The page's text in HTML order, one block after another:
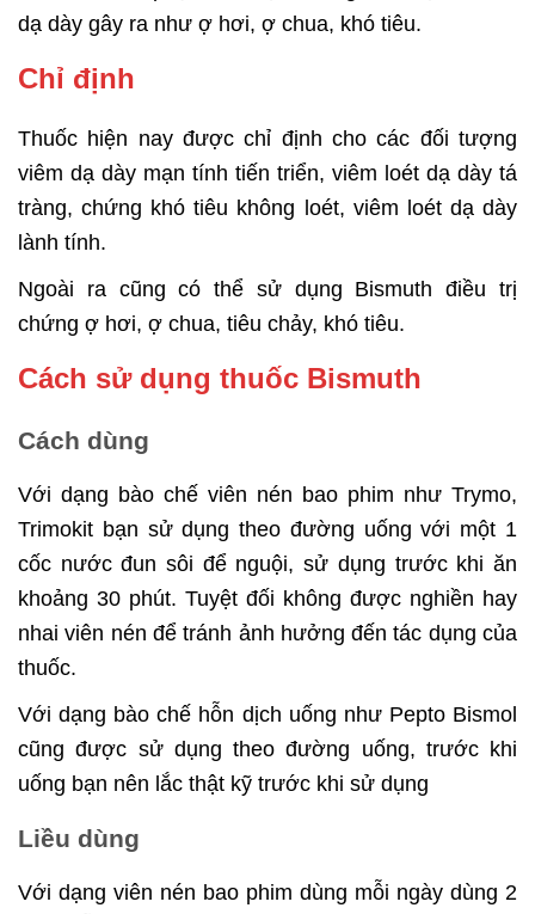
dạ dày gây ra như ợ hơi, ợ chua, khó tiêu.
Chỉ định
Thuốc hiện nay được chỉ định cho các đối tượng
viêm dạ dày mạn tính tiến triển, viêm loét dạ dày tá
tràng, chứng khó tiêu không loét, viêm loét dạ dày
lành tính.
Ngoài ra cũng có thể sử dụng Bismuth điều trị
chứng ợ hơi, ợ chua, tiêu chảy, khó tiêu.
Cách sử dụng thuốc Bismuth
Cách dùng
Với dạng bào chế viên nén bao phim như Trymo,
Trimokit bạn sử dụng theo đường uống với một 1
cốc nước đun sôi để nguội, sử dụng trước khi ăn
khoảng 30 phút. Tuyệt đối không được nghiền hay
nhai viên nén để tránh ảnh hưởng đến tác dụng của
thuốc.
Với dạng bào chế hỗn dịch uống như Pepto Bismol
cũng được sử dụng theo đường uống, trước khi
uống bạn nên lắc thật kỹ trước khi sử dụng
Liều dùng
Với dạng viên nén bao phim dùng mỗi ngày dùng 2